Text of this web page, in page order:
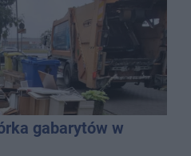
gabarytów w